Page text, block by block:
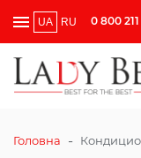
UA RU 0 800
Головна -